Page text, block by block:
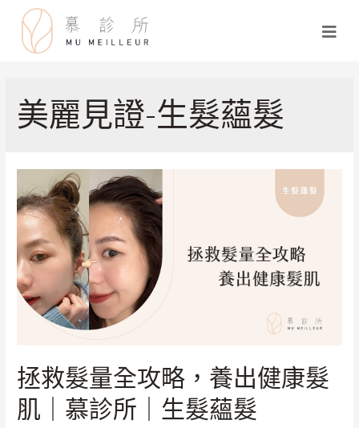
美麗見證-生髮蘊髮
拯救髮量全攻略，養出健康髮
肌｜慕診所｜生髮蘊髮